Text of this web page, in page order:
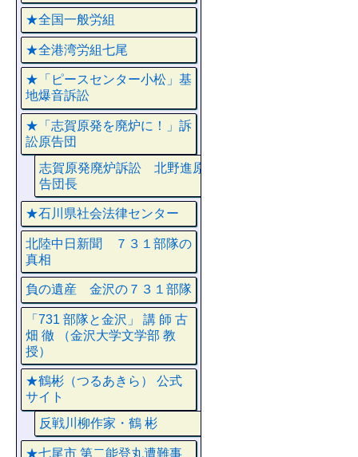
★全国一般労組
★全港湾労組七尾
★「ピースセンター小松」基
地爆音訴訟
★「志賀原発を廃炉に！」訴
訟原告団
志賀原発廃炉訴訟 北野進原
告団長
★石川県社会法律センター
北陸中日新聞 ７３１部隊の
真相
負の遺産 金沢の７３１部隊
「731 部隊と金沢」 講 師 古
畑 徹 （金沢大学文学部 教
授）
★鶴彬（つるあきら） 公式
サイト
反戦川柳作家・鶴 彬
★七尾市 第二能登丸遭難事